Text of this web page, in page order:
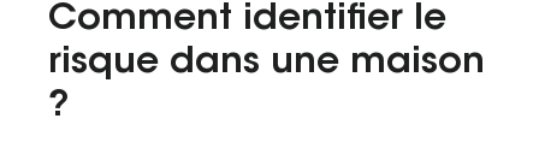
Comment identifier le
risque dans une maison
?